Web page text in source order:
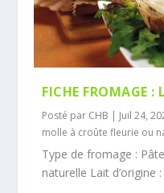
FICHE FROMAGE :
Posté par CHB | Juil 24,
molle à croûte fleurie ou
Type de fromage :
naturelle Lait d’origine